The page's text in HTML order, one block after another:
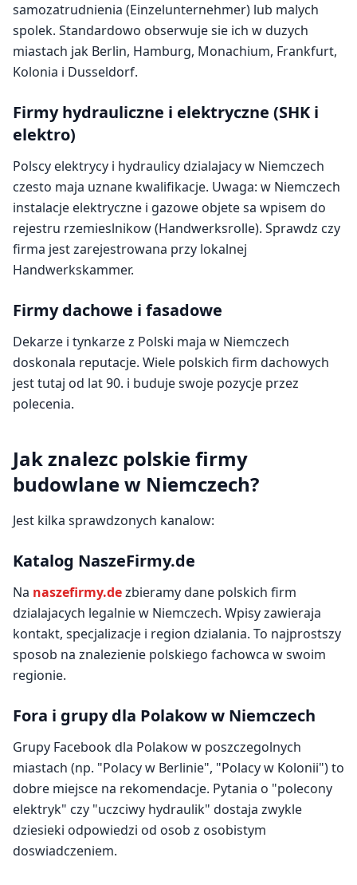
samozatrudnienia (Einzelunternehmer) lub malych
spolek. Standardowo obserwuje sie ich w duzych
miastach jak Berlin, Hamburg, Monachium, Frankfurt,
Kolonia i Dusseldorf.
Firmy hydrauliczne i elektryczne (SHK i
elektro)
Polscy elektrycy i hydraulicy dzialajacy w Niemczech
czesto maja uznane kwalifikacje. Uwaga: w Niemczech
instalacje elektryczne i gazowe objete sa wpisem do
rejestru rzemieslnikow (Handwerksrolle). Sprawdz czy
firma jest zarejestrowana przy lokalnej
Handwerkskammer.
Firmy dachowe i fasadowe
Dekarze i tynkarze z Polski maja w Niemczech
doskonala reputacje. Wiele polskich firm dachowych
jest tutaj od lat 90. i buduje swoje pozycje przez
polecenia.
Jak znalezc polskie firmy
budowlane w Niemczech?
Jest kilka sprawdzonych kanalow:
Katalog NaszeFirmy.de
Na naszefirmy.dezbieramy dane polskich firm
dzialajacych legalnie w Niemczech. Wpisy zawieraja
kontakt, specjalizacje i region dzialania. To najprostszy
sposob na znalezienie polskiego fachowca w swoim
regionie.
Fora i grupy dla Polakow w Niemczech
Grupy Facebook dla Polakow w poszczegolnych
miastach (np. "Polacy w Berlinie", "Polacy w Kolonii") to
dobre miejsce na rekomendacje. Pytania o "polecony
elektryk" czy "uczciwy hydraulik" dostaja zwykle
dziesieki odpowiedzi od osob z osobistym
doswiadczeniem.